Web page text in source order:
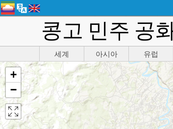
콩고 민주 공
세계 아시아 유럽
+
−